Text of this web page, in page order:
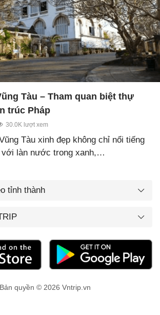
Tàu – Tham quan biệt thự
trúc Pháp
30.0K lượt xem
Tàu xinh đẹp không chỉ nổi tiếng
với làn nước trong xanh,…
tỉnh thành
Bản quyền © 2026 Vntrip.vn